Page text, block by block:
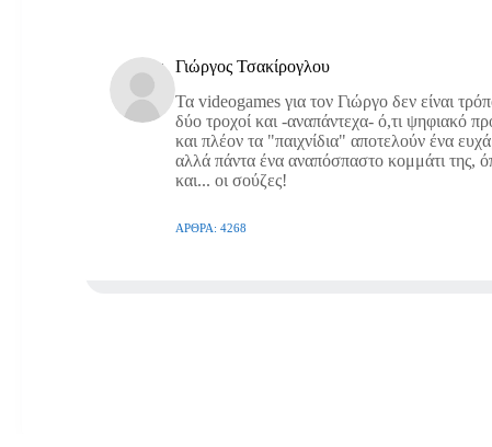
Γιώργος Τσακίρογλου
Τα videogames για τον Γιώργο δεν είναι
δύο τροχοί και -αναπάντεχα- ό,τι ψηφιακό
και πλέον τα "παιχνίδια" αποτελούν ένα
αλλά πάντα ένα αναπόσπαστο κομμάτι της,
και... οι σούζες!
ΆΡΘΡΑ: 4268